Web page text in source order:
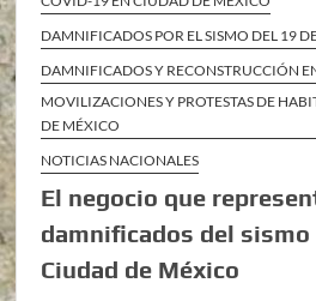
DAMNIFICADOS POR EL SISMO DEL 19
DAMNIFICADOS Y RECONSTRUCCIÓN
MOVILIZACIONES Y PROTESTAS DE
DE MÉXICO
NOTICIAS NACIONALES
El negocio que
damnificados del sismo
Ciudad de México